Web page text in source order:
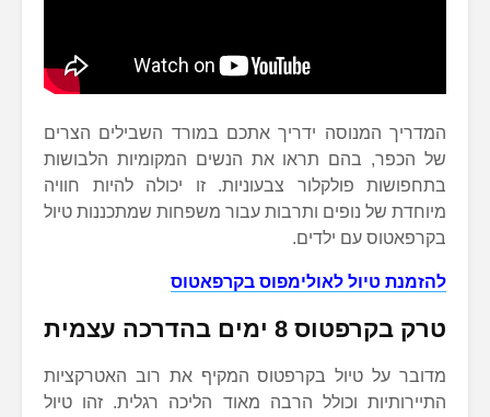
המדריך המנוסה ידריך אתכם במורד השבילים הצרים
של הכפר, בהם תראו את הנשים המקומיות הלבושות
בתחפושות פולקלור צבעוניות. זו יכולה להיות חוויה
מיוחדת של נופים ותרבות עבור משפחות שמתכננות טיול
בקרפאטוס עם ילדים.
להזמנת טיול לאולימפוס בקרפאטוס
טרק בקרפטוס 8 ימים בהדרכה עצמית
מדובר על טיול בקרפטוס המקיף את רוב האטרקציות
התיירותיות וכולל הרבה מאוד הליכה רגלית. זהו טיול